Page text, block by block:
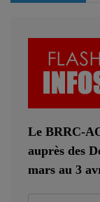
Le BRRC-
auprès des
mars au 3